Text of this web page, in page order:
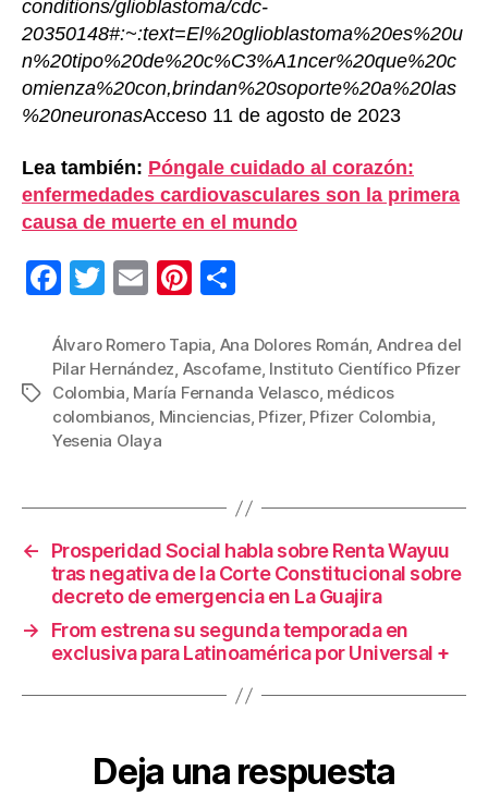
conditions/glioblastoma/cdc-
20350148#:~:text=El%20glioblastoma%20es%20u
n%20tipo%20de%20c%C3%A1ncer%20que%20c
omienza%20con,brindan%20soporte%20a%20las
%20neuronasAcceso 11 de agosto de 2023
Lea también: Póngale cuidado al corazón:
enfermedades cardiovasculares son la primera
causa de muerte en el mundo
F
c
e
b
o
k
T
tt
er
E
ail
Pi
er
e
st
m
p
ar
Etiquetas
Álvaro Romero Tapia, Ana Dolores Román, Andrea del
Pilar Hernández, Ascofame, Instituto Científico Pfizer
Colombia, María Fernanda Velasco, médicos
colombianos, Minciencias, Pfizer, Pfizer Colombia,
Yesenia Olaya
←
Prosperidad Social habla sobre Renta Wayuu
tras negativa de la Corte Constitucional sobre
decreto de emergencia en La Guajira
→
From estrena su segunda temporada en
exclusiva para Latinoamérica por Universal +
Deja una respuesta